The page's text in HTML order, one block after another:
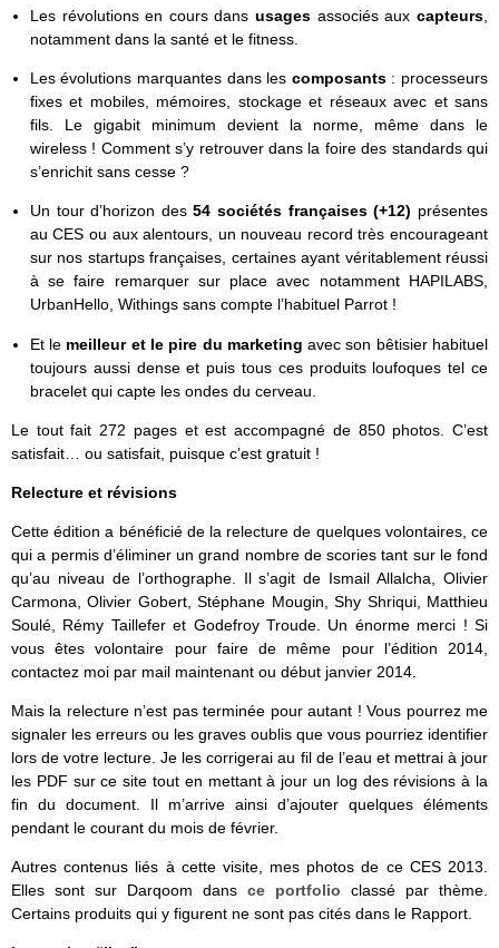
Les révolutions en cours dansusages associés auxcapteurs,
notamment dans la santé et le fitness.
Les évolutions marquantes dans les composants : processeurs
fixes et mobiles, mémoires, stockage et réseaux avec et sans
fils. Le gigabit minimum devient la norme, même dans le
wireless ! Comment s’y retrouver dans la foire des standards qui
s’enrichit sans cesse ?
Un tour d’horizon des54 sociétés françaises (+12) présentes
au CES ou aux alentours, un nouveau record très encourageant
sur nos startups françaises, certaines ayant véritablement réussi
à se faire remarquer sur place avec notamment HAPILABS,
UrbanHello, Withings sans compte l’habituel Parrot !
Et le meilleur et le pire du marketingavec son bêtisier habituel
toujours aussi dense et puis tous ces produits loufoques tel ce
bracelet qui capte les ondes du cerveau.
Le tout fait 272 pages et est accompagné de 850 photos. C’est
satisfait… ou satisfait, puisque c’est gratuit !
Relecture et révisions
Cette édition a bénéficié de la relecture de quelques volontaires, ce
qui a permis d’éliminer un grand nombre de scories tant sur le fond
qu’au niveau de l’orthographe. Il s’agit de Ismail Allalcha, Olivier
Carmona, Olivier Gobert, Stéphane Mougin, Shy Shriqui, Matthieu
Soulé, Rémy Taillefer et Godefroy Troude. Un énorme merci ! Si
vous êtes volontaire pour faire de même pour l’édition 2014,
contactez moi par mail maintenant ou début janvier 2014.
Mais la relecture n’est pas terminée pour autant ! Vous pourrez me
signaler les erreurs ou les graves oublis que vous pourriez identifier
lors de votre lecture. Je les corrigerai au fil de l’eau et mettrai à jour
les PDF sur ce site tout en mettant à jour un log des révisions à la
fin du document. Il m’arrive ainsi d’ajouter quelques éléments
pendant le courant du mois de février.
Autres contenus liés à cette visite, mes photos de ce CES 2013.
Elles sont sur Darqoom dans ce portfolio classé par thème.
Certains produits qui y figurent ne sont pas cités dans le Rapport.